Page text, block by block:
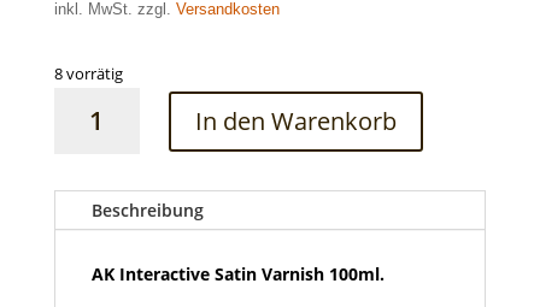
inkl. MwSt. zzgl. Versandkosten
8 vorrätig
Interactive
100ml
In den Warenkorb
Beschreibung
AK Interactive Satin Varnish 100ml.